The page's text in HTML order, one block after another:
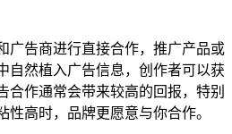
广告商进行直接合作，推广产品或
自然植入广告信息，创作者可以获
合作通常会带来较高的回报，特别
性高时，品牌更愿意与你合作。